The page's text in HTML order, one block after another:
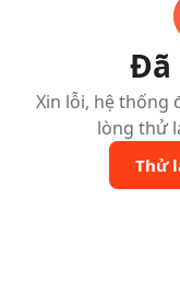
Đã
Xin lỗi, hệ thống
lòng thử
Thử